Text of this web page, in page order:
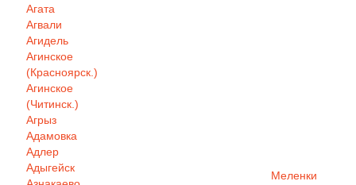
Агата
Агвали
Агидель
Агинское
(Красноярск.)
Агинское
(Читинск.)
Агрыз
Адамовка
Адлер
Адыгейск
Меленки